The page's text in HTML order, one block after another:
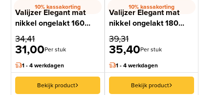
10% kassakorting
Valijzer Elegant mat
nikkel ongelakt 160...
34,41
31,00Per stuk
1 - 4 werkdagen
Bekijk product
10% kassakorting
Valijzer Elegant mat
nikkel ongelakt 180...
39,31
35,40Per stuk
1 - 4 werkdagen
Bekijk product